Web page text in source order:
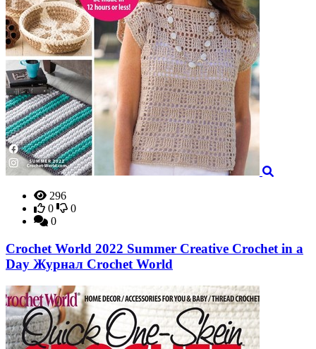
296
0
0
0
Crochet World 2022 Summer Creative Crochet in a
Day Журнал Crochet World